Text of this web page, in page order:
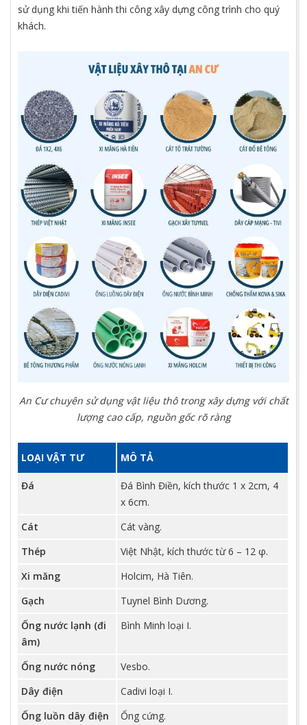
sử dụng khi tiến hành thi công xây dựng công trình cho quý
khách.
An Cư chuyên sử dụng vật liệu thô trong xây dựng với chất
lượng cao cấp, nguồn gốc rõ ràng
LOẠI VẬT TƯ MÔ TẢ
Đá
Đá Bình Điền, kích thước 1 x 2cm, 4
x 6cm.
Cát
Cát vàng.
Thép
Việt Nhật, kích thước từ 6 – 12 φ.
Xi măng
Holcim, Hà Tiên.
Gạch
Tuynel Bình Dương.
Ống nước lạnh (đi
âm)
Bình Minh loại I.
Ống nước nóng
Vesbo.
Dây điện
Cadivi loại I.
Ống luồn dây điện
Ống cứng.